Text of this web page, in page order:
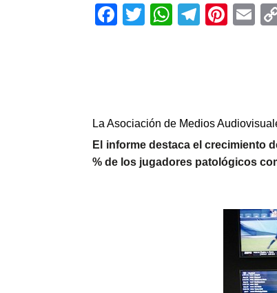
Facebook
Twitter
WhatsApp
La Asociación de Medios
El informe destaca el crecimiento
% de los jugadores patológicos